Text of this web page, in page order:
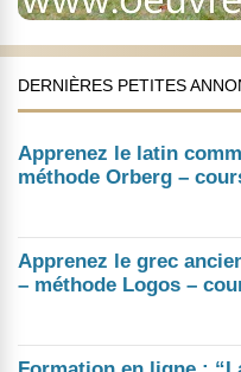
DERNIÈRES PETITES
Apprenez le latin
méthode Orberg –
Apprenez le grec
– méthode Logos –